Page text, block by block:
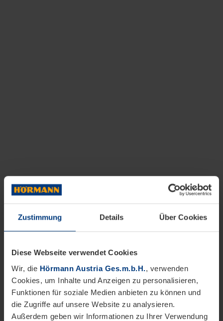
Zustimmung Details Über Cookies
Diese Webseite verwendet Cookies
Wir, die Hörmann Austria Ges.m.b.H., verwenden
Cookies, um Inhalte und Anzeigen zu personalisieren,
Funktionen für soziale Medien anbieten zu können und
die Zugriffe auf unsere Website zu analysieren.
Außerdem geben wir Informationen zu Ihrer Verwendung